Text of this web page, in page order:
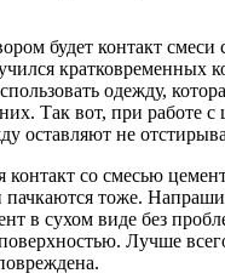
будет контакт
одежду,
Так вот, при
оставляют не
со смесью
пачкаются тоже.
в сухом виде без
Лучше